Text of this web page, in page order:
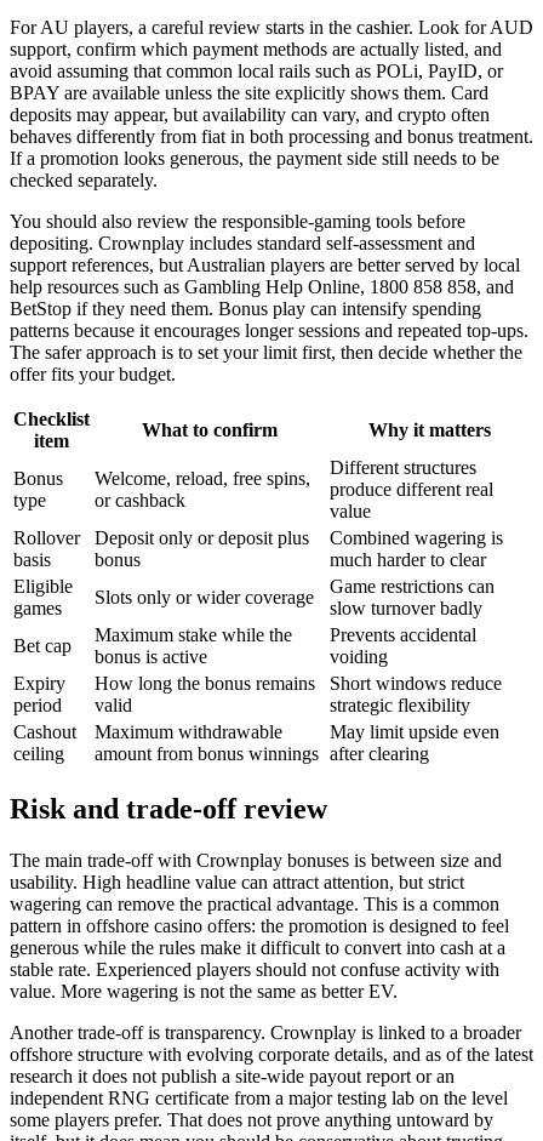
For AU players, a careful review starts in the cashier. Look for AUD
support, confirm which payment methods are actually listed, and
avoid assuming that common local rails such as POLi, PayID, or
BPAY are available unless the site explicitly shows them. Card
deposits may appear, but availability can vary, and crypto often
behaves differently from fiat in both processing and bonus treatment.
If a promotion looks generous, the payment side still needs to be
checked separately.
You should also review the responsible-gaming tools before
depositing. Crownplay includes standard self-assessment and
support references, but Australian players are better served by local
help resources such as Gambling Help Online, 1800 858 858, and
BetStop if they need them. Bonus play can intensify spending
patterns because it encourages longer sessions and repeated top-ups.
The safer approach is to set your limit first, then decide whether the
offer fits your budget.
Checklist
item
What to confirm Why it matters
Bonus
type
Welcome, reload, free spins,
or cashback
Different structures
produce different real
value
Rollover
basis
Deposit only or deposit plus
bonus
Combined wagering is
much harder to clear
Eligible
games
Slots only or wider coverage
Game restrictions can
slow turnover badly
Bet cap
Maximum stake while the
bonus is active
Prevents accidental
voiding
Expiry
period
How long the bonus remains
valid
Short windows reduce
strategic flexibility
Cashout
ceiling
Maximum withdrawable
amount from bonus winnings
May limit upside even
after clearing
Risk and trade-off review
The main trade-off with Crownplay bonuses is between size and
usability. High headline value can attract attention, but strict
wagering can remove the practical advantage. This is a common
pattern in offshore casino offers: the promotion is designed to feel
generous while the rules make it difficult to convert into cash at a
stable rate. Experienced players should not confuse activity with
value. More wagering is not the same as better EV.
Another trade-off is transparency. Crownplay is linked to a broader
offshore structure with evolving corporate details, and as of the latest
research it does not publish a site-wide payout report or an
independent RNG certificate from a major testing lab on the level
some players prefer. That does not prove anything untoward by